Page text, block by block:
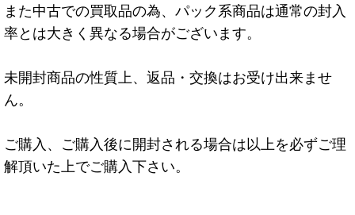
また中古での買取品の為、パック系商品は通常の封入
率とは大きく異なる場合がございます。
未開封商品の性質上、返品・交換はお受け出来ませ
ん。
ご購入、ご購入後に開封される場合は以上を必ずご理
解頂いた上でご購入下さい。